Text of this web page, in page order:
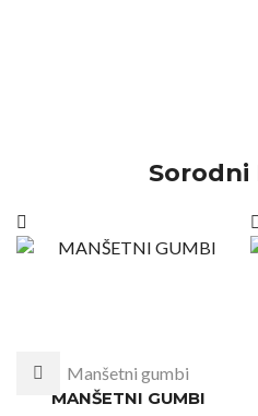
Sorodni
Manšetni gumbi
MANŠETNI GUMBI